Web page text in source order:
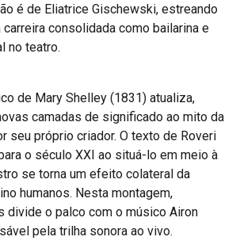
é de Eliatrice Gischewski, estreando
carreira consolidada como bailarina e
no teatro.
de Mary Shelley (1831) atualiza,
camadas de significado ao mito da
seu próprio criador. O texto de Roveri
o século XXI ao situá-lo em meio à
se torna um efeito colateral da
humanos. Nesta montagem,
divide o palco com o músico Airon
pela trilha sonora ao vivo.